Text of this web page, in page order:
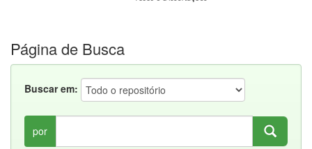
Página de Busca
Buscar em:
por